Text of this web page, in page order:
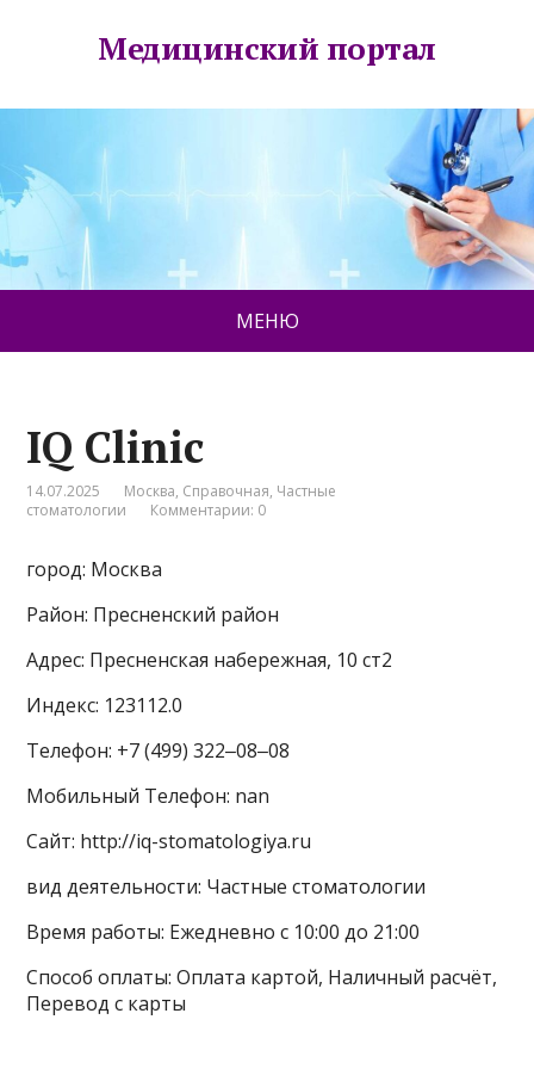
Медицинский портал
МЕНЮ
IQ Clinic
14.07.2025 Москва, Справочная, Частные
стоматологии
Комментарии: 0
город: Москва
Район: Пресненский район
Адрес: Пресненская набережная, 10 ст2
Индекс: 123112.0
Телефон: +7 (499) 322‒08‒08
Мобильный Телефон: nan
Сайт: http://iq-stomatologiya.ru
вид деятельности: Частные стоматологии
Время работы: Ежедневно с 10:00 до 21:00
Способ оплаты: Оплата картой, Наличный расчёт,
Перевод с карты